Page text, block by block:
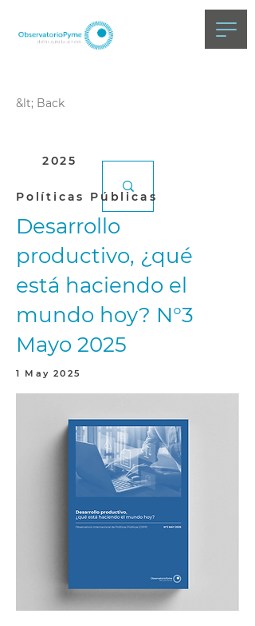
&lt; Back
2025
Políticas Públicas
Desarrollo
productivo, ¿qué
está haciendo el
mundo hoy? N°3
Mayo 2025
1 May 2025